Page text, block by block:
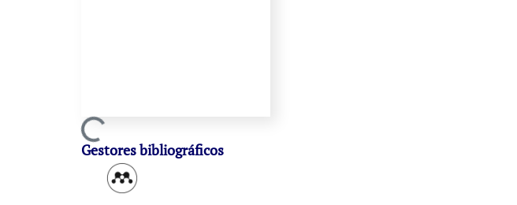
Cargando...
Gestores bibliográficos